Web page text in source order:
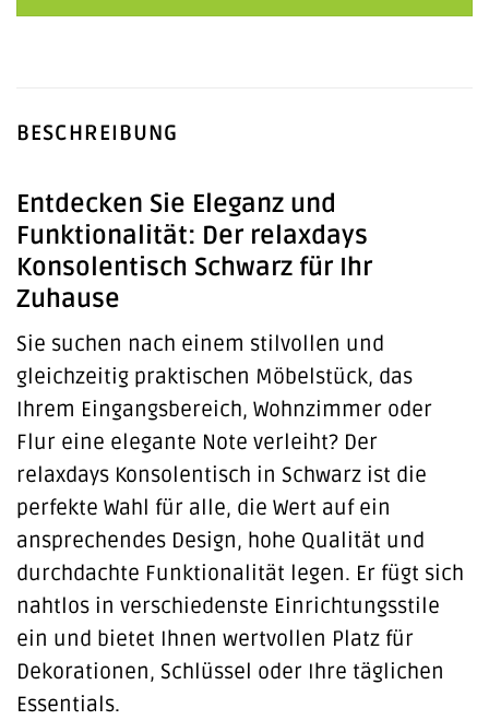
BESCHREIBUNG
Entdecken Sie Eleganz und
Funktionalität: Der relaxdays
Konsolentisch Schwarz für Ihr
Zuhause
Sie suchen nach einem stilvollen und
gleichzeitig praktischen Möbelstück, das
Ihrem Eingangsbereich, Wohnzimmer oder
Flur eine elegante Note verleiht? Der
relaxdays Konsolentisch in Schwarz ist die
perfekte Wahl für alle, die Wert auf ein
ansprechendes Design, hohe Qualität und
durchdachte Funktionalität legen. Er fügt sich
nahtlos in verschiedenste Einrichtungsstile
ein und bietet Ihnen wertvollen Platz für
Dekorationen, Schlüssel oder Ihre täglichen
Essentials.